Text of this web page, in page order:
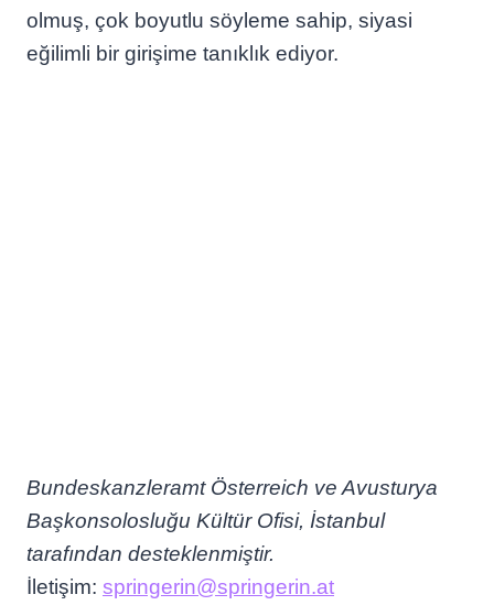
olmuş, çok boyutlu söyleme sahip, siyasi
eğilimli bir girişime tanıklık ediyor.
Bundeskanzleramt Österreich ve Avusturya
Başkonsolosluğu Kültür Ofisi, İstanbul
tarafından desteklenmiştir.
İletişim: springerin@springerin.at